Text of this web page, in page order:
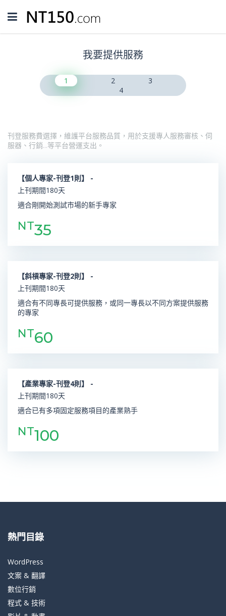
Toggle
navigation
我要提供服務
1 2
3
4
刊登服務費選擇，維護平台服務品質，用於支援專人服務審核、伺
服器、行銷…等平台營運支出。
【個人專家-刊登1則】 -
上刊期間180天
適合剛開始測試市場的新手專家
NT35
【斜槓專家-刊登2則】 -
上刊期間180天
適合有不同專長可提供服務，或同一專長以不同方案提供服務
的專家
NT60
【產業專家-刊登4則】 -
上刊期間180天
適合已有多項固定服務項目的產業熟手
NT100
熱門目錄
WordPress
文案 & 翻譯
數位行銷
程式 & 技術